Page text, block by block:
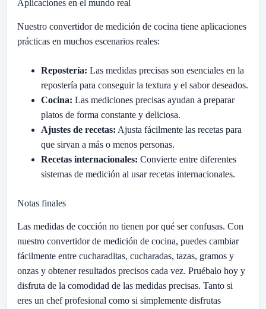
Aplicaciones en el mundo real
Nuestro convertidor de medición de cocina tiene aplicaciones
prácticas en muchos escenarios reales:
Repostería: Las medidas precisas son esenciales en la
repostería para conseguir la textura y el sabor deseados.
Cocina: Las mediciones precisas ayudan a preparar
platos de forma constante y deliciosa.
Ajustes de recetas: Ajusta fácilmente las recetas para
que sirvan a más o menos personas.
Recetas internacionales: Convierte entre diferentes
sistemas de medición al usar recetas internacionales.
Notas finales
Las medidas de cocción no tienen por qué ser confusas. Con
nuestro convertidor de medición de cocina, puedes cambiar
fácilmente entre cucharaditas, cucharadas, tazas, gramos y
onzas y obtener resultados precisos cada vez. Pruébalo hoy y
disfruta de la comodidad de las medidas precisas. Tanto si
eres un chef profesional como si simplemente disfrutas